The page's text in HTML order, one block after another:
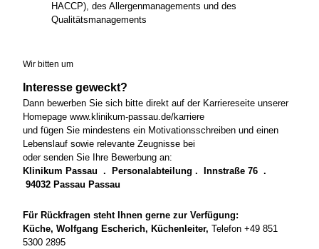
HACCP), des Allergenmanagements und des
Qualitätsmanagements
Wir bitten um
Interesse geweckt?
Dann bewerben Sie sich bitte direkt auf der Karriereseite unserer
Homepage www.klinikum-passau.de/karriere
und fügen Sie mindestens ein Motivationsschreiben und einen
Lebenslauf sowie relevante Zeugnisse bei
oder senden Sie Ihre Bewerbung an:
Klinikum Passau . Personalabteilung . Innstraße 76 .
94032 Passau Passau
Für Rückfragen steht Ihnen gerne zur Verfügung:
Küche, Wolfgang Escherich, Küchenleiter, Telefon +49 851
5300 2895